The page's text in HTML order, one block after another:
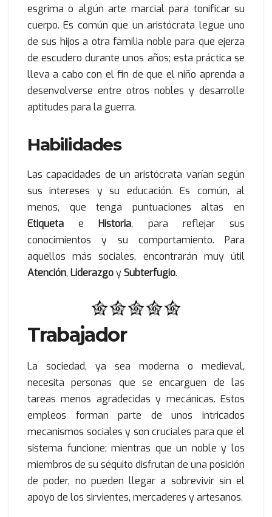
esgrima o algún arte marcial para tonificar su
cuerpo. Es común que un aristócrata legue uno
de sus hijos a otra familia noble para que ejerza
de escudero durante unos años; esta práctica se
lleva a cabo con el fin de que el niño aprenda a
desenvolverse entre otros nobles y desarrolle
aptitudes para la guerra.
Habilidades
Las capacidades de un aristócrata varían según
sus intereses y su educación. Es común, al
menos, que tenga puntuaciones altas en
Etiqueta e Historia, para reflejar sus
conocimientos y su comportamiento. Para
aquellos más sociales, encontrarán muy útil
Atención, LiderazgoySubterfugio.
Trabajador
La sociedad, ya sea moderna o medieval,
necesita personas que se encarguen de las
tareas menos agradecidas y mecánicas. Estos
empleos forman parte de unos intricados
mecanismos sociales y son cruciales para que el
sistema funcione; mientras que un noble y los
miembros de su séquito disfrutan de una posición
de poder, no pueden llegar a sobrevivir sin el
apoyo de los sirvientes, mercaderes y artesanos.